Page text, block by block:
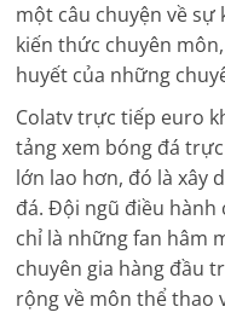
một câu chuyện về sự
kiến thức chuyên
huyết của những
Colatv trực tiếp euro
tảng xem bóng đá
lớn lao hơn, đó là xây
đá. Đội ngũ điều
chỉ là những fan hâm
chuyên gia hàng đầu
rộng về môn thể thao